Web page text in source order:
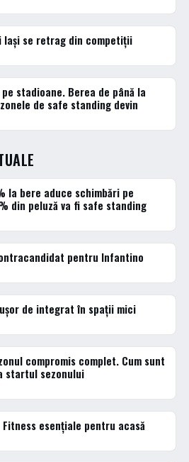
se retrag din competiții
stadioane. Berea de până la
de safe standing devin
la bere aduce schimbări pe
din peluză va fi safe standing
pentru Infantino
de integrat în spații mici
compromis complet. Cum sunt
startul sezonului
esențiale pentru acasă